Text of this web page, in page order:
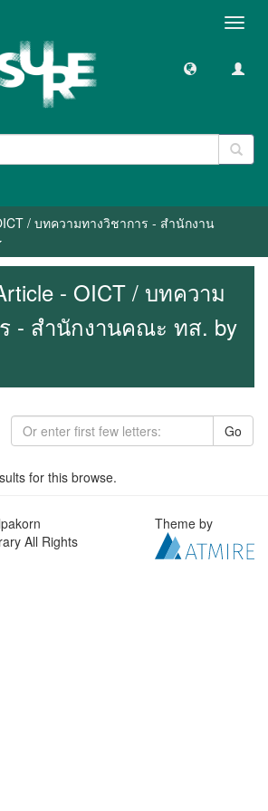
/ บทความทางวิชาการ - สำนักงาน
- OICT / บทความ
- สำนักงานคณะ ทส. by
Go
for this browse.
All Rights
Theme by